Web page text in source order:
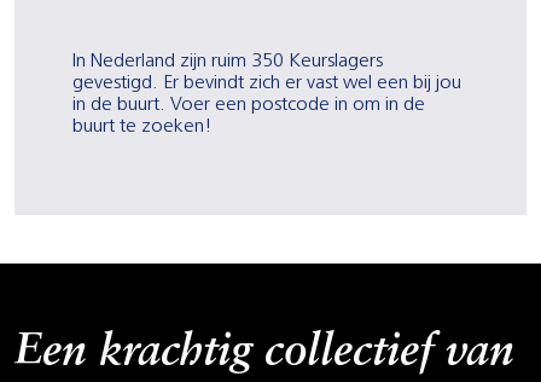
In Nederland zijn ruim 350 Keurslagers
gevestigd. Er bevindt zich er vast wel een bij jou
in de buurt. Voer een postcode in om in de
buurt te zoeken!
Een krachtig collectief van